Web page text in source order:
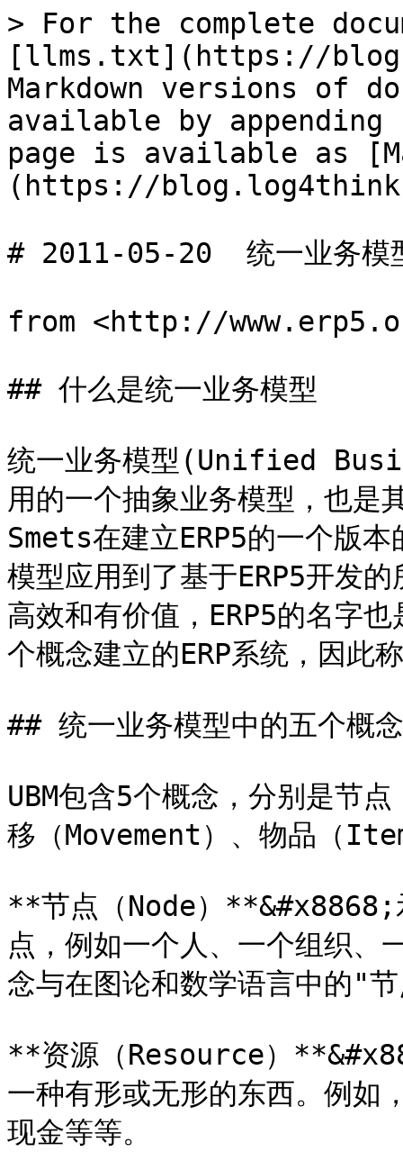
> For the complete
[llms.txt](https://
Markdown versions of
available by
page is available as
(https://
# 2011-05-20  统一业务模
from <http://
## 什么是统一业务模型
统一业务模型(Unified
用的一个抽象业务模型，也
Smets在建立ERP5的一个版
模型应用到了基于ERP5开发
高效和有价值，ERP5的名字
个概念建立的ERP系统，因此
## 统一业务模型中的五个概
UBM包含5个概念，分别是节
移（Movement）、物品（
**节点（Node）**&#x8868;
点，例如一个人、一个组织、
念与在图论和数学语言中的"
**资源（Resource）
一种有形或无形的东西。例如
现金等等。